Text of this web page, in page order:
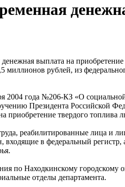
выплата на
миллионов рублей, из
2004 года №206-КЗ «О
Президента Российской
приобретение твердого топлива
реабилитированные лица и
в федеральный регистр,
по Находкинскому городскому
отделы департамента.